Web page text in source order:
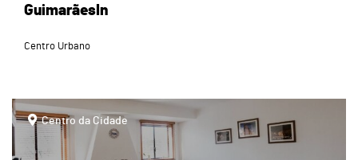
GuimarãesIn
Centro Urbano
page
Centro da Cidade